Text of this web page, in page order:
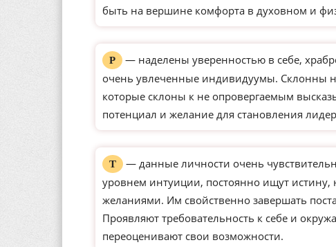
быть на вершине комфорта в духовном и
Р
— наделены уверенностью в себе,
очень увлеченные индивидуумы. Склонны
которые склоны к не опровергаемым
потенциал и желание для становления
Т
— данные личности очень
уровнем интуиции, постоянно ищут истину,
желаниями. Им свойственно завершать
Проявляют требовательность к себе и
переоценивают свои возможности.